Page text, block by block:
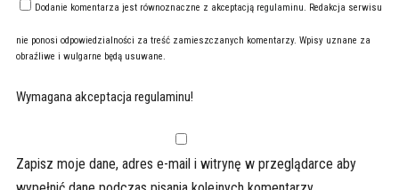
Dodanie komentarza jest równoznaczne z akceptacją regulaminu. Redakcja serwisu
nie ponosi odpowiedzialności za treść zamieszczanych komentarzy. Wpisy uznane za
obraźliwe i wulgarne będą usuwane.
Wymagana akceptacja regulaminu!
Zapisz moje dane, adres e-mail i witrynę w przeglądarce aby